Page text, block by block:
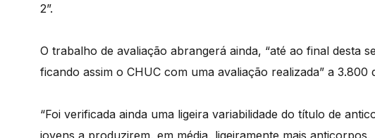
2”.
O trabalho de avaliação abrangerá ainda, “até ao final desta
ficando assim o CHUC com uma avaliação realizada” a 3.800
“Foi verificada ainda uma ligeira variabilidade do título de
jovens a produzirem, em média, ligeiramente mais